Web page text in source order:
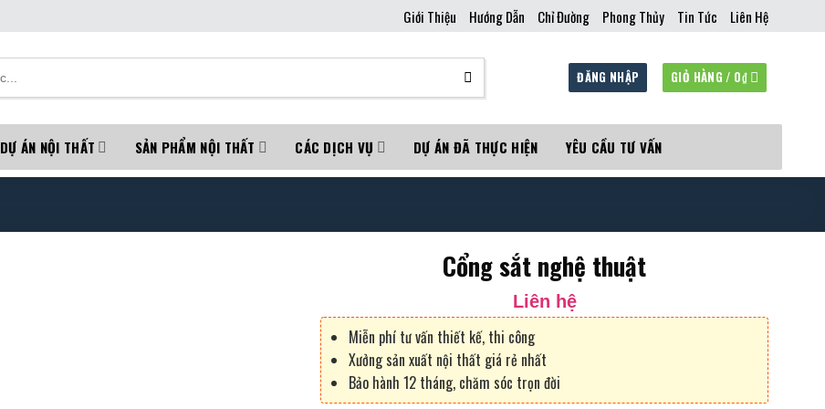
Giới Thiệu Hướng Dẫn Chỉ Đường Phong Thủy Tin Tức Liên Hệ
ĐĂNG NHẬP GIỎ HÀNG / 0₫
DỰ ÁN NỘI THẤT SẢN PHẨM NỘI THẤT CÁC DỊCH VỤ DỰ ÁN ĐÃ THỰC HIỆN YÊU CẦU TƯ VẤN
Cổng sắt nghệ thuật
Liên hệ
Miễn phí tư vấn thiết kế, thi công
Xưởng sản xuất nội thất giá rẻ nhất
Bảo hành 12 tháng, chăm sóc trọn đời